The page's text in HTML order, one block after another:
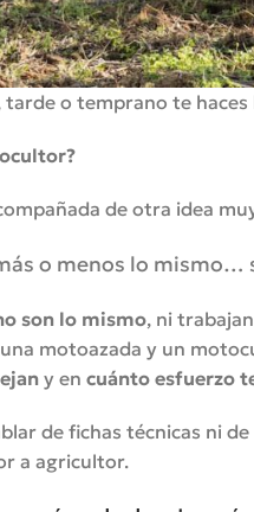
tarde o temprano te
de otra idea
o menos lo mismo…
son lo mismo, ni
motoazada y un
y en cuánto esfuerzo
de fichas técnicas ni
a agricultor.